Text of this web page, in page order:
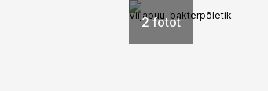
2 fotot
Viljapuu-bakterpõletik